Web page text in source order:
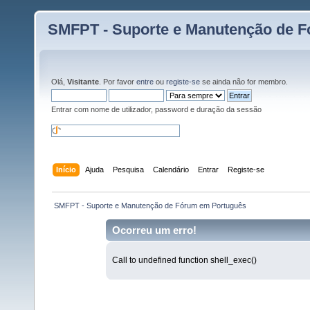
SMFPT - Suporte e Manutenção de
Olá, Visitante . Por favor entre ou registe-se se ainda não for membro.
Entrar com nome de utilizador, password e duração da sessão
Início Ajuda Pesquisa Calendário Entrar Registe-se
SMFPT - Suporte e Manutenção de Fórum em Português
Ocorreu um erro!
Call to undefined function shell_exec()